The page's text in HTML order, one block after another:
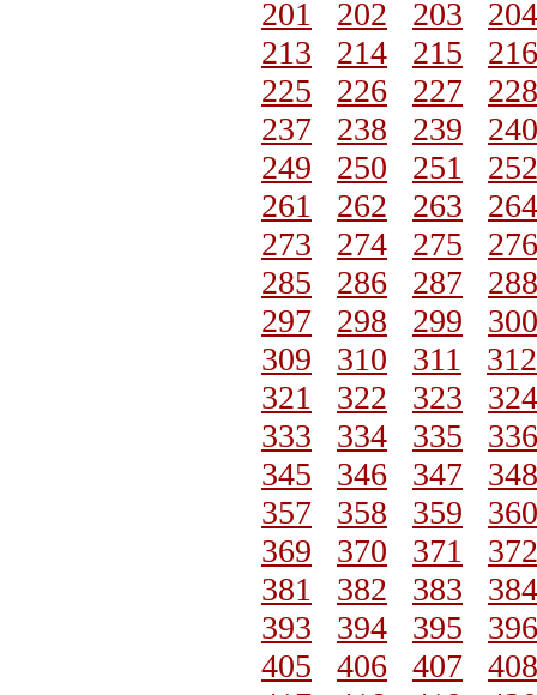
201
202 203
204
213
214 215
216
225
226 227
228
237
238 239
240
249
250 251
252
261
262 263
264
273
274 275
276
285
286 287
288
297
298 299
300
309
310 311
312
321
322 323
324
333
334 335
336
345
346 347
348
357
358 359
360
369
370 371
372
381
382 383
384
393
394 395
396
405
406 407
408